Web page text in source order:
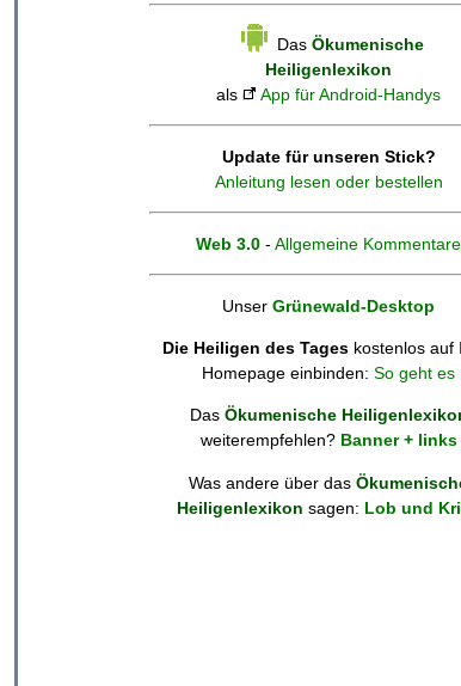
Das Ökumenische
Heiligenlexikon
als
App für Android-Handys
Update für unseren Stick?
Anleitung lesen oder bestellen
Web 3.0 - Allgemeine Kommentare
Unser Grünewald-Desktop
Die Heiligen des Tages kostenlos auf
Homepage einbinden: So geht es
Das Ökumenische
weiterempfehlen? Banner + links
Was andere über das
Heiligenlexikon sagen: Lob und